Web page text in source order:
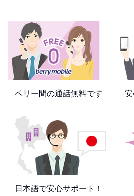
ベリー間の通話無料です
日本語で安心サポート！